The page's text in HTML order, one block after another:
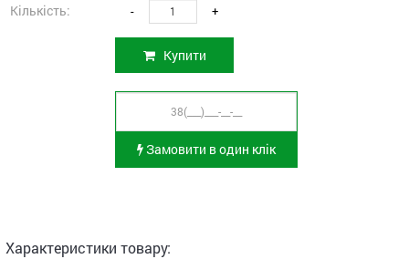
Кількість: - +
Купити
Замовити в один клік
Характеристики товару: